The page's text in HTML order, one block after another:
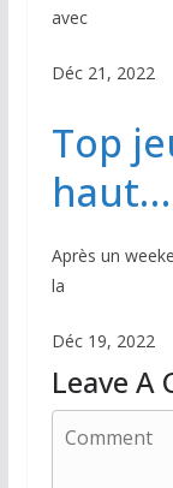
avec
Déc 21, 2022
Top
haut…
Après un
la
Déc 19, 2022
Leave A